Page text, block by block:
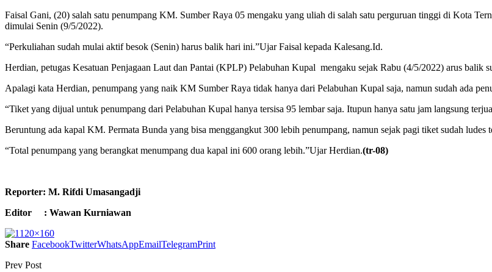
Faisal Gani, (20) salah satu penumpang KM. Sumber Raya 05 mengaku yang uliah di salah satu perguruan tinggi di Kota
dimulai Senin (9/5/2022).
“Perkuliahan sudah mulai aktif besok (Senin) harus balik hari ini.”Ujar Faisal kepada Kalesang.Id.
Herdian, petugas Kesatuan Penjagaan Laut dan Pantai (KPLP) Pelabuhan Kupal mengaku sejak Rabu (4/5/2022) arus balik
Apalagi kata Herdian, penumpang yang naik KM Sumber Raya tidak hanya dari Pelabuhan Kupal saja, namun sudah ada
“Tiket yang dijual untuk penumpang dari Pelabuhan Kupal hanya tersisa 95 lembar saja. Itupun hanya satu jam langsung
Beruntung ada kapal KM. Permata Bunda yang bisa menggangkut 300 lebih penumpang, namun sejak pagi tiket sudah ludes
“Total penumpang yang berangkat menumpang dua kapal ini 600 orang lebih.”Ujar Herdian.(tr-08)
Reporter: M. Rifdi Umasangadji
Editor : Wawan Kurniawan
Share FacebookTwitterWhatsAppEmailTelegramPrint
Prev Post